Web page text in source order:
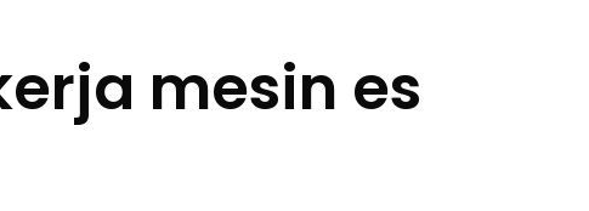
mesin es